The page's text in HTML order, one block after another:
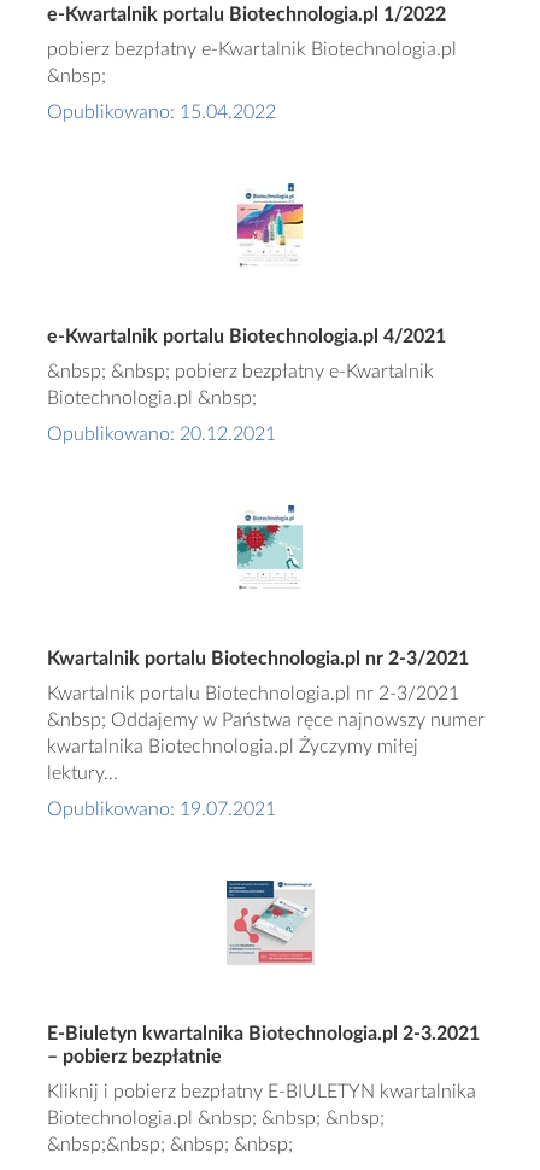
e-Kwartalnik portalu Biotechnologia.pl 1/2022
pobierz bezpłatny e-Kwartalnik Biotechnologia.pl
&nbsp;
Opublikowano: 15.04.2022
e-Kwartalnik portalu Biotechnologia.pl 4/2021
&nbsp; &nbsp; pobierz bezpłatny e-Kwartalnik
Biotechnologia.pl &nbsp;
Opublikowano: 20.12.2021
Kwartalnik portalu Biotechnologia.pl nr 2-3/2021
Kwartalnik portalu Biotechnologia.pl nr 2-3/2021
&nbsp; Oddajemy w Państwa ręce najnowszy numer
kwartalnika Biotechnologia.pl Życzymy miłej
lektury...
Opublikowano: 19.07.2021
E-Biuletyn kwartalnika Biotechnologia.pl 2-3.2021
– pobierz bezpłatnie
Kliknij i pobierz bezpłatny E-BIULETYN kwartalnika
Biotechnologia.pl &nbsp; &nbsp; &nbsp;
&nbsp;&nbsp; &nbsp; &nbsp;